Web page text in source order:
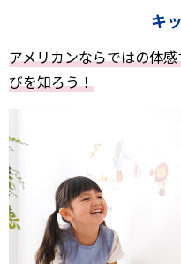
キ
アメリカンならではの体
びを知ろう！